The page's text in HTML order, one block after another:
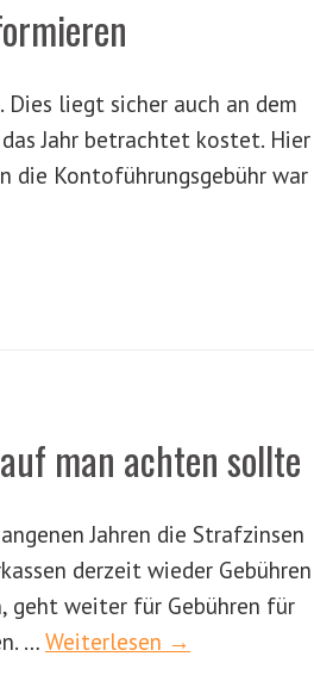
liegt sicher auch an dem
Jahr betrachtet kostet. Hier
die Kontoführungsgebühr war
man achten sollte
Jahren die Strafzinsen
derzeit wieder Gebühren
geht weiter für Gebühren für
… Weiterlesen →